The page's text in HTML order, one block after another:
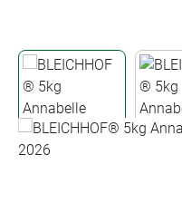
Bildergalerie überspringen